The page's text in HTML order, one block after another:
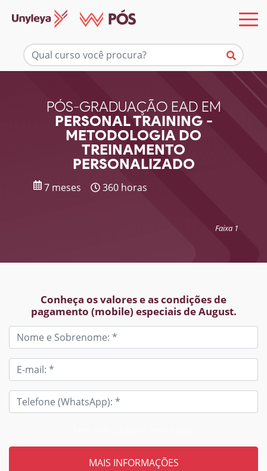
PÓS-GRADUAÇÃO EAD EM
PERSONAL TRAINING -
METODOLOGIA DO
TREINAMENTO
PERSONALIZADO
7 meses 360 horas
Faixa 1
Conheça os valores e as condições de
pagamento (mobile) especiais de August.
Mais informações